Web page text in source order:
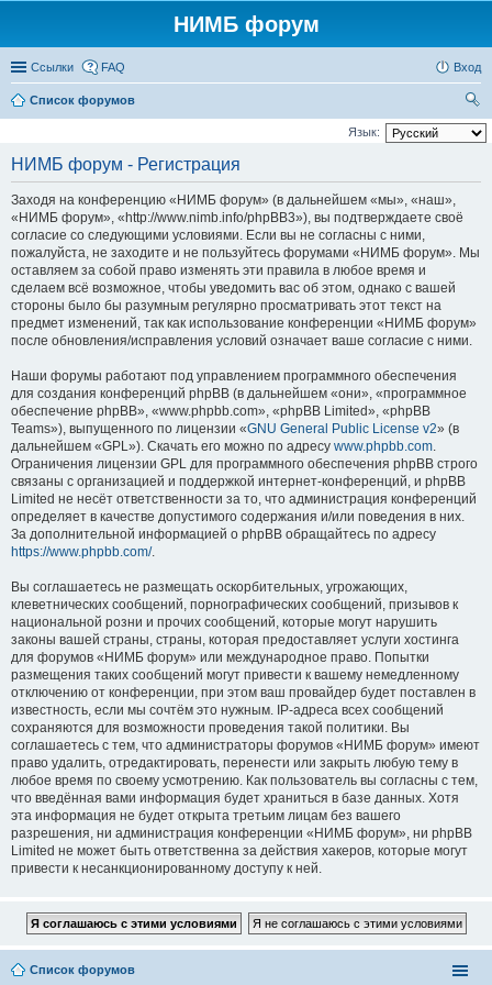
НИМБ форум
Ссылки FAQ Вход
Список форумов
ои
Язык:
НИМБ форум - Регистрация
Заходя на конференцию «НИМБ форум» (в дальнейшем «мы», «наш»,
«НИМБ форум», «http://www.nimb.info/phpBB3»), вы подтверждаете своё
согласие со следующими условиями. Если вы не согласны с ними,
пожалуйста, не заходите и не пользуйтесь форумами «НИМБ форум». Мы
оставляем за собой право изменять эти правила в любое время и
сделаем всё возможное, чтобы уведомить вас об этом, однако с вашей
стороны было бы разумным регулярно просматривать этот текст на
предмет изменений, так как использование конференции «НИМБ форум»
после обновления/исправления условий означает ваше согласие с ними.
Наши форумы работают под управлением программного обеспечения
для создания конференций phpBB (в дальнейшем «они», «программное
обеспечение phpBB», «www.phpbb.com», «phpBB Limited», «phpBB
Teams»), выпущенного по лицензии «GNU General Public License v2» (в
дальнейшем «GPL»). Скачать его можно по адресу www.phpbb.com.
Ограничения лицензии GPL для программного обеспечения phpBB строго
связаны с организацией и поддержкой интернет-конференций, и phpBB
Limited не несёт ответственности за то, что администрация конференций
определяет в качестве допустимого содержания и/или поведения в них.
За дополнительной информацией о phpBB обращайтесь по адресу
https://www.phpbb.com/.
Вы соглашаетесь не размещать оскорбительных, угрожающих,
клеветнических сообщений, порнографических сообщений, призывов к
национальной розни и прочих сообщений, которые могут нарушить
законы вашей страны, страны, которая предоставляет услуги хостинга
для форумов «НИМБ форум» или международное право. Попытки
размещения таких сообщений могут привести к вашему немедленному
отключению от конференции, при этом ваш провайдер будет поставлен в
известность, если мы сочтём это нужным. IP-адреса всех сообщений
сохраняются для возможности проведения такой политики. Вы
соглашаетесь с тем, что администраторы форумов «НИМБ форум» имеют
право удалить, отредактировать, перенести или закрыть любую тему в
любое время по своему усмотрению. Как пользователь вы согласны с тем,
что введённая вами информация будет храниться в базе данных. Хотя
эта информация не будет открыта третьим лицам без вашего
разрешения, ни администрация конференции «НИМБ форум», ни phpBB
Limited не может быть ответственна за действия хакеров, которые могут
привести к несанкционированному доступу к ней.
Список форумов